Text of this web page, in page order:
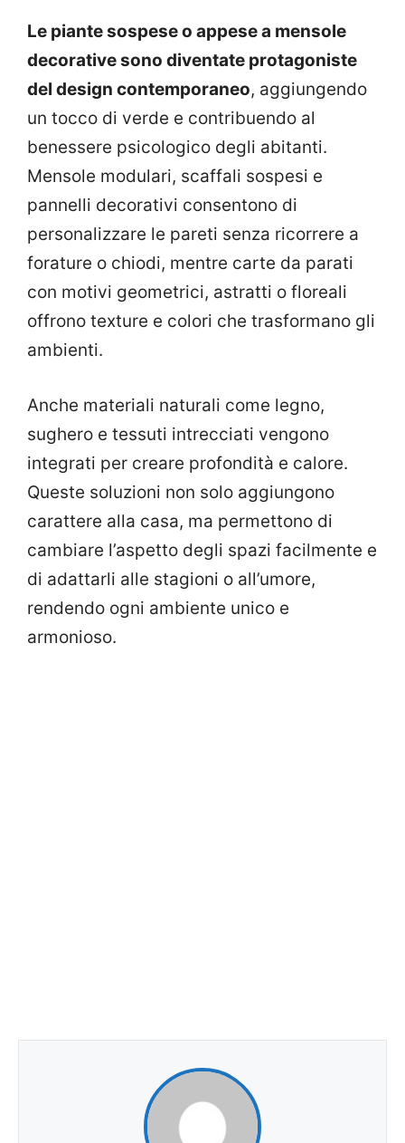
Le piante sospese o appese a mensole
decorative sono diventate protagoniste
del design contemporaneo, aggiungendo
un tocco di verde e contribuendo al
benessere psicologico degli abitanti.
Mensole modulari, scaffali sospesi e
pannelli decorativi consentono di
personalizzare le pareti senza ricorrere a
forature o chiodi, mentre carte da parati
con motivi geometrici, astratti o floreali
offrono texture e colori che trasformano gli
ambienti.
Anche materiali naturali come legno,
sughero e tessuti intrecciati vengono
integrati per creare profondità e calore.
Queste soluzioni non solo aggiungono
carattere alla casa, ma permettono di
cambiare l’aspetto degli spazi facilmente e
di adattarli alle stagioni o all’umore,
rendendo ogni ambiente unico e
armonioso.